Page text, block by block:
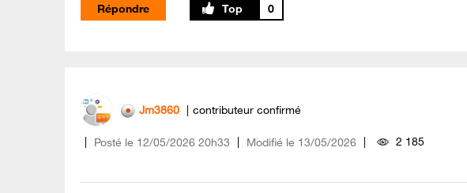
Répondre 0
Jm3860 contributeur confirmé
Posté le ‎12/05/2026 20h33 Modifié le 13/05/2026 2 185